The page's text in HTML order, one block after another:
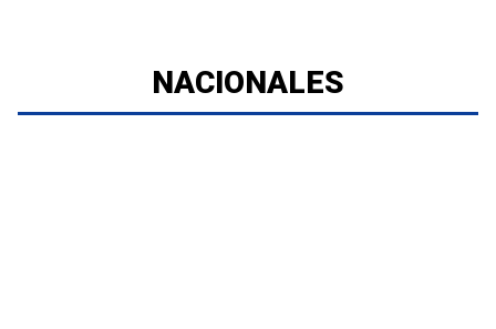
NACIONALES